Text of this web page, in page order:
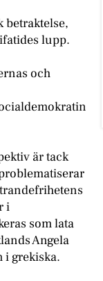
betraktelse,
lupp.
och
är tack
i
som lata
Angela
i grekiska.